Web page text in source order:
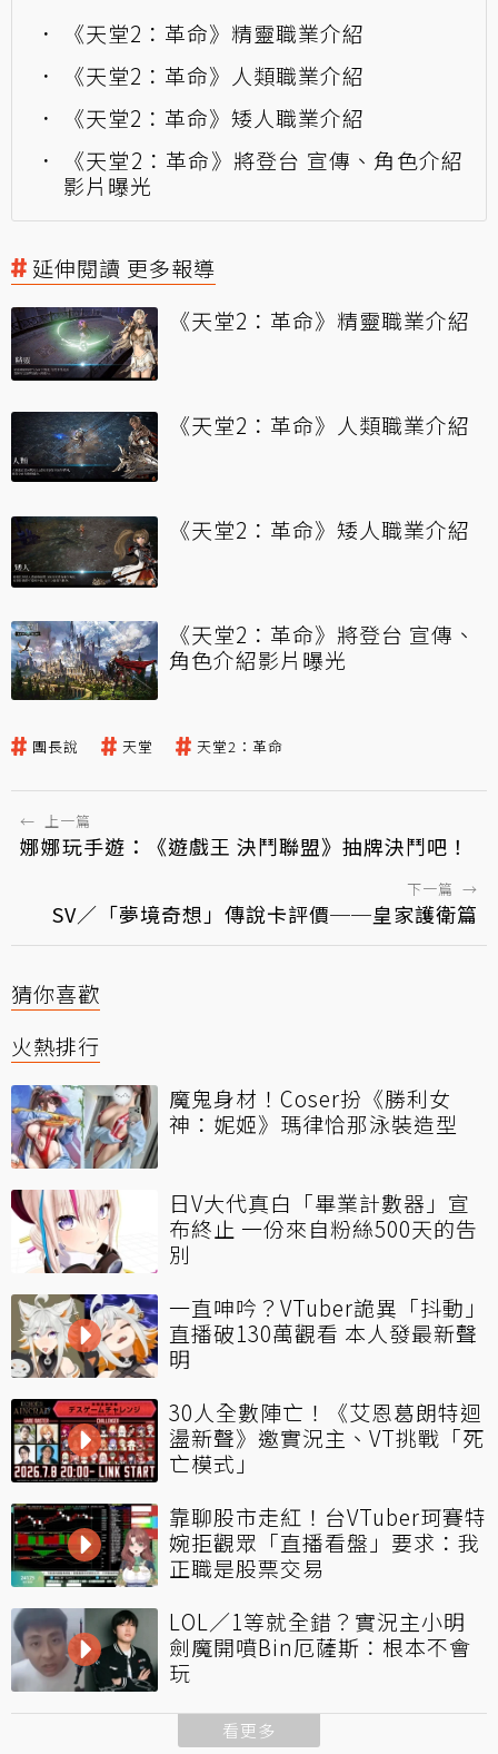
《天堂2：革命》精靈職業介紹
《天堂2：革命》人類職業介紹
《天堂2：革命》矮人職業介紹
《天堂2：革命》將登台 宣傳、角色介紹
影片曝光
延伸閱讀 更多報導
《天堂2：革命》精靈職業介紹
《天堂2：革命》人類職業介紹
《天堂2：革命》矮人職業介紹
《天堂2：革命》將登台 宣傳、
角色介紹影片曝光
團長說 天堂 天堂2：革命
← 上一篇
娜娜玩手遊：《遊戲王 決鬥聯盟》抽牌決鬥吧！
下一篇 →
SV／「夢境奇想」傳說卡評價──皇家護衛篇
猜你喜歡
火熱排行
魔鬼身材！Coser扮《勝利女
神：妮姬》瑪律恰那泳裝造型
日V大代真白「畢業計數器」宣
布終止 一份來自粉絲500天的告
別
一直呻吟？VTuber詭異「抖動」
直播破130萬觀看 本人發最新聲
明
30人全數陣亡！《艾恩葛朗特迴
盪新聲》邀實況主、VT挑戰「死
亡模式」
靠聊股市走紅！台VTuber珂賽特
婉拒觀眾「直播看盤」要求：我
正職是股票交易
LOL／1等就全錯？實況主小明
劍魔開噴Bin厄薩斯：根本不會
玩
看更多